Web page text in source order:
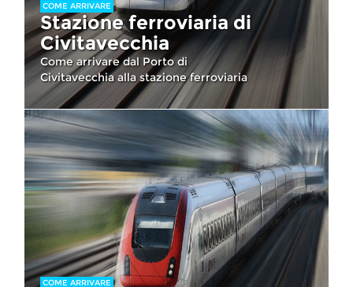
COME ARRIVARE
Stazione ferroviaria di
Civitavecchia
Come arrivare dal Porto di
Civitavecchia alla stazione ferroviaria
COME ARRIVARE